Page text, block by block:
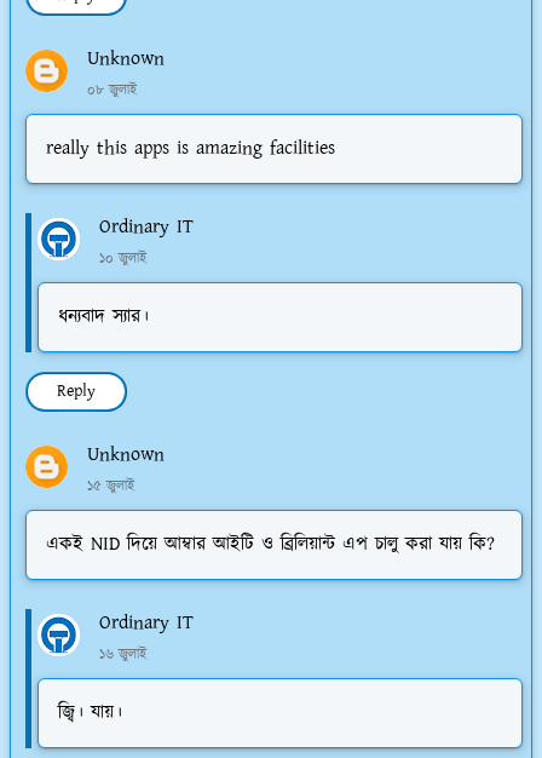
Unknown
০৮ জুলাই
really this apps is amazing facilities
Ordinary IT
১০ জুলাই
ধন্যবাদ স্যার।
Reply
Unknown
১৫ জুলাই
একই NID দিয়ে আম্বার আইটি ও ব্রিলিয়ান্ট এপ চালু করা যায় কি?
Ordinary IT
১৬ জুলাই
জ্বি। যায়।